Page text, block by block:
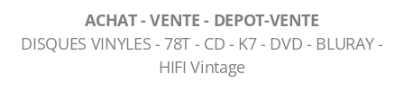
ACHAT - VENTE - DEPOT-VENTE
DISQUES VINYLES - 78T - CD - K7 - DVD - BLURAY -
HIFI Vintage